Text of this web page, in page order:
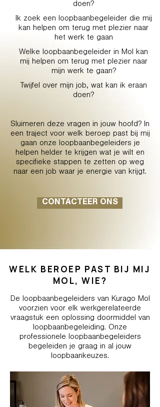
doen?
Ik zoek een loopbaanbegeleider die mij
kan helpen om terug met plezier naar
het werk te gaan
Welke loopbaanbegeleider in Mol kan
mij helpen om terug met plezier naar
mijn werk te gaan?
Twijfel over mijn job, wat kan ik eraan
doen?
Sluimeren deze vragen in jouw hoofd? In
een traject voor welk beroep past bij mij
gaan onze loopbaanbegeleiders je
helpen helder te krijgen wat je wilt en
specifieke stappen te zetten op weg
naar een job waar je energie van krijgt.
CONTACTEER ONS
WELK BEROEP PAST BIJ MIJ
MOL, WIE?
De loopbaanbegeleiders van Kurago Mol
voorzien voor elk werkgerelateerde
vraagstuk een oplossing doormiddel van
loopbaanbegeleiding. Onze
professionele loopbaanbegeleiders
begeleiden je graag in al jouw
loopbaankeuzes.